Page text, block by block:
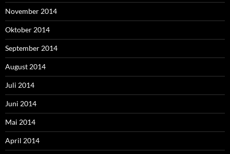
November 2014
Oktober 2014
September 2014
August 2014
Juli 2014
Juni 2014
Mai 2014
April 2014